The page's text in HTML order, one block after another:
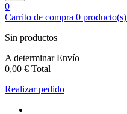
0
Carrito de compra 0 producto(s)
Sin productos
A determinarEnvío
0,00 € Total
Realizar pedido